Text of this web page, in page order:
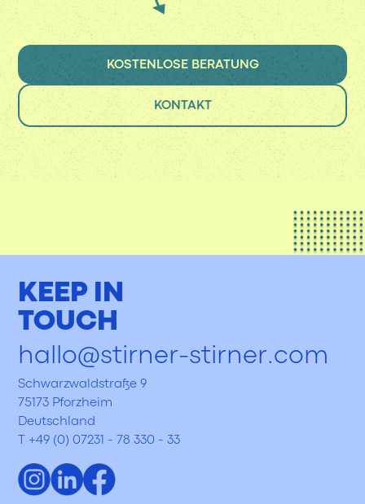
KOSTENLOSE BERATUNG
KONTAKT
KEEP IN
TOUCH
hallo@stirner-stirner.com
Schwarzwaldstraße 9
75173 Pforzheim
Deutschland
T +49 (0) 07231 - 78 330 - 33